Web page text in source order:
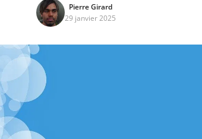
Pierre Girard
29 janvier 2025